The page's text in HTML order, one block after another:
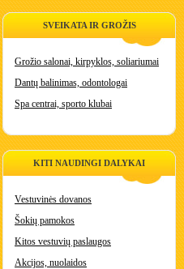
SVEIKATA IR GROŽIS
Grožio salonai, kirpyklos, soliariumai
Dantų balinimas, odontologai
Spa centrai, sporto klubai
KITI NAUDINGI DALYKAI
Vestuvinės dovanos
Šokių pamokos
Kitos vestuvių paslaugos
Akcijos, nuolaidos